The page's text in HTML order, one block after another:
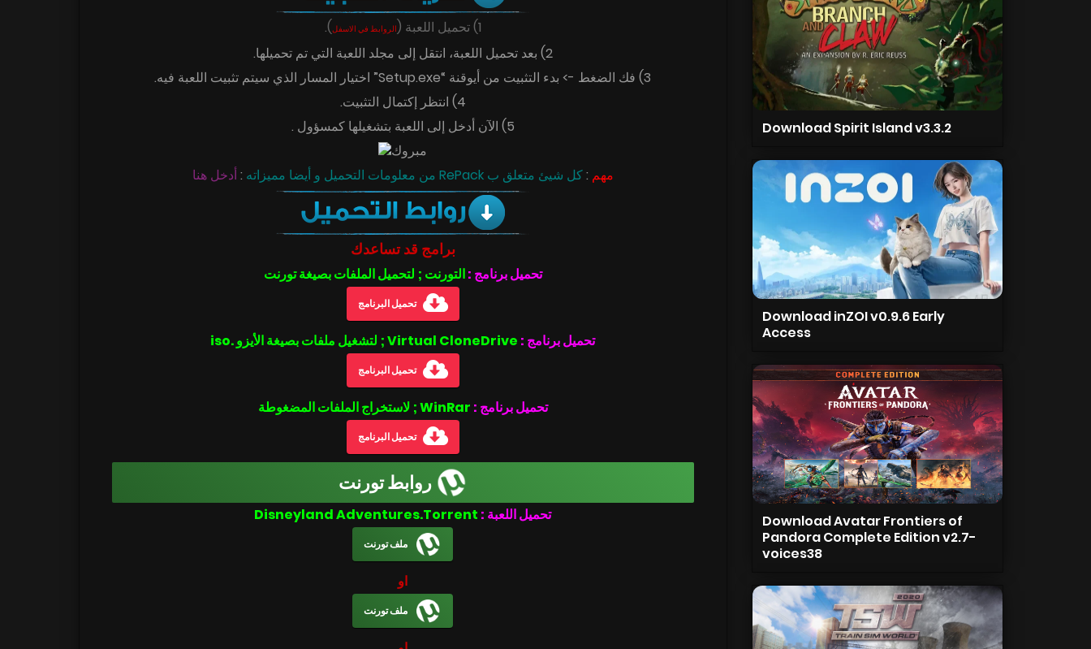
1) تحميل اللعبة (الروابط في الاسفل)
.
2) بعد تحميل اللعبة، انتقل إلى مجلد اللعبة التي تم تحميلها.
3) فك الضغط -> بدء التثبيت من أيوقنة “Setup.exe” اختيار المسار الذي سيتم تثبيت اللعبة فيه.
4) انتظر إكتمال التثبيت.
5) الآن أدخل إلى اللعبة بتشغيلها كمسؤول .
مبروك
مهم :كل شيئ متعلق ب RePack من معلومات التحميل و أيضا مميزاته :أدخل هنا
برامج قد تساعدك
تحميل برنامج :التورنت ; لتحميل الملفات بصيغة تورنت
تحميل البرنامج
تحميل برنامج : Virtual CloneDrive ; لتشغيل ملفات بصيغة الأيزو .iso
تحميل البرنامج
تحميل برنامج : WinRar ; لاستخراج الملفات المضغوطة
تحميل البرنامج
روابط تورنت
تحميل اللعبة :
ملف تورنت
او
ملف تورنت
Download Spirit Island v3.3.2
Download inZOI v0.9.6 Early
Access
Download Avatar Frontiers of
Pandora Complete Edition v2.7-
voices38